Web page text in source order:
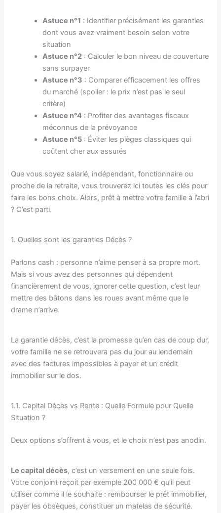
Astuce n°1 : Identifier précisément les garanties
dont vous avez vraiment besoin selon votre
situation
Astuce n°2 : Calculer le bon niveau de couverture
sans surpayer
Astuce n°3 : Comparer efficacement les offres
du marché (spoiler : le prix n’est pas le seul
critère)
Astuce n°4 : Profiter des avantages fiscaux
méconnus de la prévoyance
Astuce n°5 : Éviter les pièges classiques qui
coûtent cher aux assurés
Que vous soyez salarié, indépendant, fonctionnaire ou
proche de la retraite, vous trouverez ici toutes les clés pour
faire les bons choix. Alors, prêt à mettre votre famille à l’abri
? C’est parti.
1. Quelles sont les garanties Décès ?
Parlons cash : personne n’aime penser à sa propre mort.
Mais si vous avez des personnes qui dépendent
financièrement de vous, ignorer cette question, c’est leur
mettre des bâtons dans les roues avant même que le
drame n’arrive.
La garantie décès, c’est la promesse qu’en cas de coup dur,
votre famille ne se retrouvera pas du jour au lendemain
avec des factures impossibles à payer et un crédit
immobilier sur le dos.
1.1. Capital Décès vs Rente : Quelle Formule pour Quelle
Situation ?
Deux options s’offrent à vous, et le choix n’est pas anodin.
Le capital décès, c’est un versement en une seule fois.
Votre conjoint reçoit par exemple 200 000 € qu’il peut
utiliser comme il le souhaite : rembourser le prêt immobilier,
payer les obsèques, constituer un matelas de sécurité.